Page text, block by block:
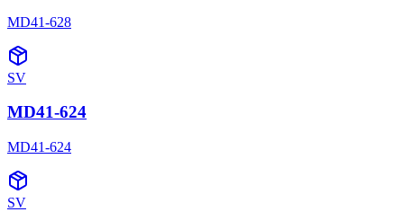
MD41-628
SV
MD41-624
MD41-624
SV